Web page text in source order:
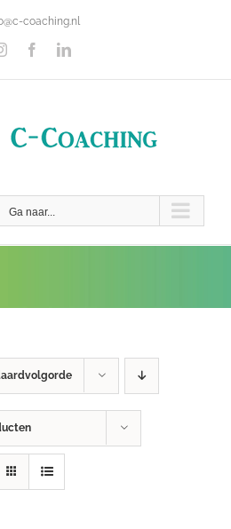
coaching.nl
InstagramFacebookLinkedIn
Ga naar...